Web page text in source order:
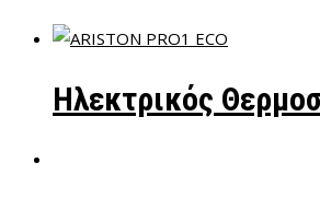
Ηλεκτρικός